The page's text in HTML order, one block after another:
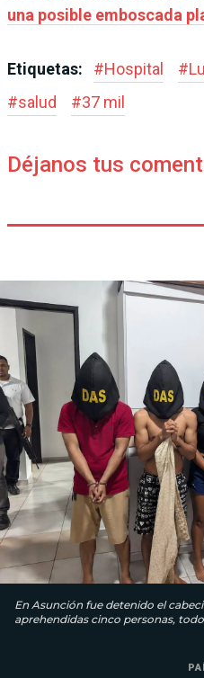
una posible emboscada
Etiquetas: #Hospital #
#salud #37 mil
Déjanos tus
En Asunción fue detenido el
aprehendidas cinco personas,